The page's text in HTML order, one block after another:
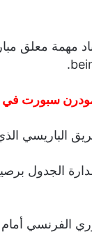
مهمة معلق
سبورت
الباريسي
الفرنسي أمام